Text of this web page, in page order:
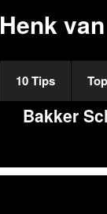
Henk
10 Tips
Bakker